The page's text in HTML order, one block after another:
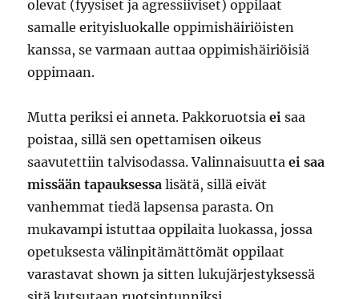
olevat (fyysiset ja agressiiviset) oppilaat
samalle erityisluokalle oppimishäiriöisten
kanssa, se varmaan auttaa oppimishäiriöisiä
oppimaan.
Mutta periksi ei anneta. Pakkoruotsiaei saa
poistaa, sillä sen opettamisen oikeus
saavutettiin talvisodassa. Valinnaisuuttaei saa
missään tapauksessa lisätä, sillä eivät
vanhemmat tiedä lapsensa parasta. On
mukavampi istuttaa oppilaita luokassa, jossa
opetuksesta välinpitämättömät oppilaat
varastavat shown ja sitten lukujärjestyksessä